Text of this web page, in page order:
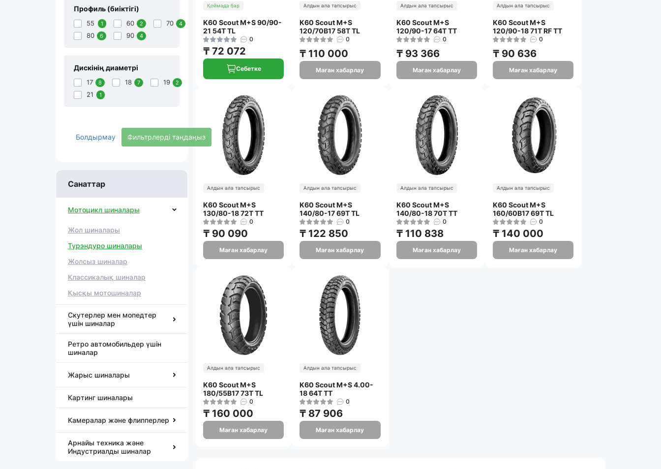
Профиль (биіктігі)
55 1 60 2 70 4
80 6 90 4
Дискінің диаметрі
17 8 18 7 19 2
21 1
Болдырмау Фильтрлерді таңдаңыз
Санаттар
Мотоцикл шиналары
Жол шиналары
Турэндуро шиналары
Жолсыз шиналар
Классикалық шиналар
Қысқы мотошиналар
Скутерлер мен мопедтер
үшін шиналар
Ретро автомобильдер үшін
шиналар
Жарыс шиналары
Картинг шиналары
Камералар және флипперлер
Арнайы техника және
Индустриалды шиналар
Қоймада бар
K60 Scout M+S 90/90-
21 54T TL
0
₸ 72 072
Себетке
Алдын ала тапсырыс
K60 Scout M+S
120/70B17 58T TL
0
₸ 110 000
Маған хабарлау
Алдын ала тапсырыс
K60 Scout M+S
120/90-17 64T TT
0
₸ 93 366
Маған хабарлау
Алдын ала тапсырыс
K60 Scout M+S
120/90-18 71T RF TT
0
₸ 90 636
Маған хабарлау
Алдын ала тапсырыс
K60 Scout M+S
130/80-18 72T TT
0
₸ 90 090
Маған хабарлау
Алдын ала тапсырыс
K60 Scout M+S
140/80-17 69T TL
0
₸ 122 850
Маған хабарлау
Алдын ала тапсырыс
K60 Scout M+S
140/80-18 70T TT
0
₸ 110 838
Маған хабарлау
Алдын ала тапсырыс
K60 Scout M+S
160/60B17 69T TL
0
₸ 140 000
Маған хабарлау
Алдын ала тапсырыс
K60 Scout M+S
180/55B17 73T TL
0
₸ 160 000
Маған хабарлау
Алдын ала тапсырыс
K60 Scout M+S 4.00-
18 64T TT
0
₸ 87 906
Маған хабарлау